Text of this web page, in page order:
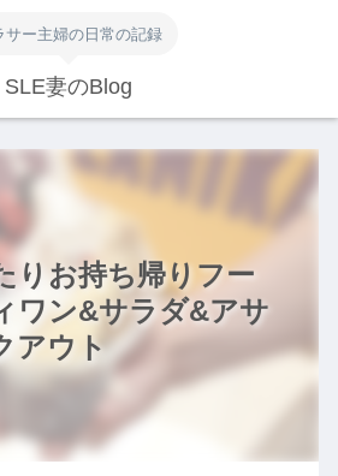
サー主婦の日常の記録
SLE妻のBlog
りお持ち帰りフー
ワン&サラダ&アサ
アウト